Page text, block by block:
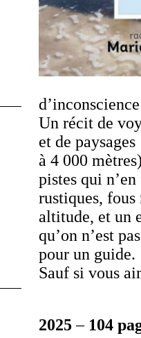
Un récit de
et de
à 4 000
pistes qui
rustiques, fous
altitude, et un
qu’on n’est
pour un
Sauf si vous
2025– 104